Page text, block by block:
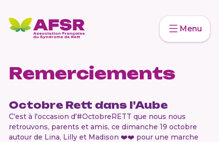
Menu
Remerciements
Octobre Rett dans l'Aube
C'est à l'occasion d'#OctobreRETT que nous nous
retrouvons, parents et amis, ce dimanche 19 octobre
autour de Lina, Lilly et Madison ❤️❤️ pour une marche